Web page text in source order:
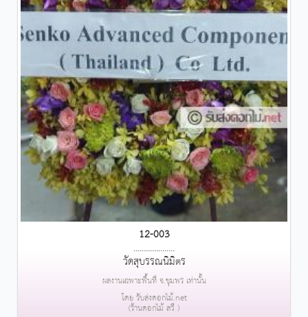
12-003
....................
วัดสุบรรณนิมิตร
ผลงานเฉพาะพื้นที่ จ.ชุมพร เท่านั้น
โดย รับส่งดอกไม้.net
(ร้านดอกไม้ สวี )